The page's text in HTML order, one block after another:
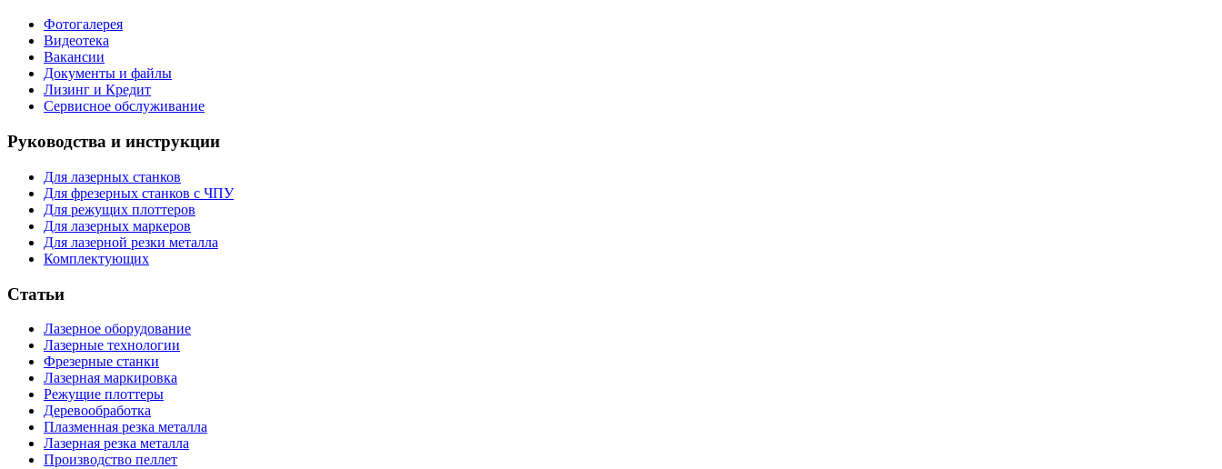
Фотогалерея
Видеотека
Вакансии
Документы и файлы
Лизинг и Кредит
Сервисное обслуживание
Руководства и инструкции
Для лазерных станков
Для фрезерных станков с ЧПУ
Для режущих плоттеров
Для лазерных маркеров
Для лазерной резки металла
Комплектующих
Статьи
Лазерное оборудование
Лазерные технологии
Фрезерные станки
Лазерная маркировка
Режущие плоттеры
Деревообработка
Плазменная резка металла
Лазерная резка металла
Производство пеллет